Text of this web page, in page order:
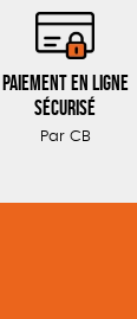
Paiement en ligne
sécurisé
Par CB